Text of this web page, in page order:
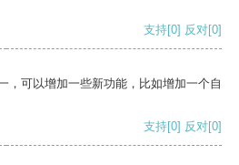
支持[0] 反对[0]
，可以增加一些新功能，比如增加一个自
支持[0] 反对[0]